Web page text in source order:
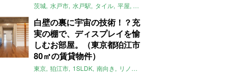
茨城 水戸市 水戸駅 タイル 平屋 一軒家
白壁の裏に宇宙の技術！？充
実の棚で、ディスプレイを愉
しむお部屋。（東京都狛江市
80㎡の賃貸物件）
東京 狛江市 1SLDK 南向き リノベ